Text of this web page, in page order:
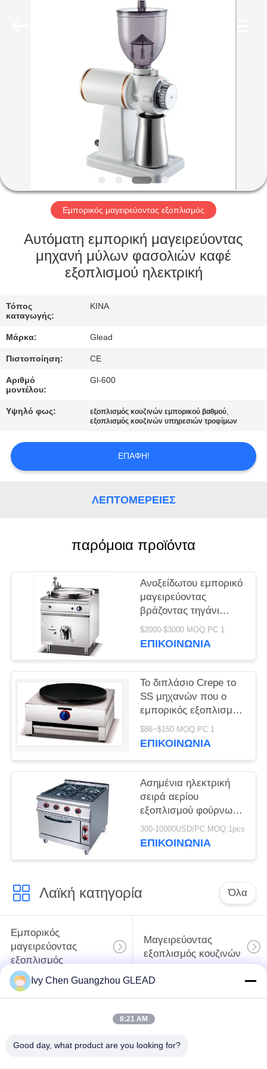
ΠΡΟΪΌΝΤΑ
ΕΜΦΆΝΙΣΗ
VR
ΣΧΕΤΙΚΆ
ΕΠΙΣΚΈΨΕΙΣ
ΣΤΟ
ΈΛΕΓΧΟΣ
ΠΟΙΌΤΗΤΑΣ
ΕΙΔΉΣΕΙΣ
PRIVACY
POLICY
Εμπορικός μαγειρεύοντας εξοπλισμός
Αυτόματη εμπορική μαγειρεύοντας
μηχανή μύλων φασολιών καφέ
εξοπλισμού ηλεκτρική
Τόπος
καταγωγής:
ΚΙΝΑ
Μάρκα: Glead
Πιστοποίηση: CE
Αριθμό
μοντέλου:
Gl-600
Υψηλό φως: εξοπλισμός κουζινών εμπορικού βαθμού,
εξοπλισμός κουζινών υπηρεσιών τροφίμων
ΕΠΑΦΉ!
ΛΕΠΤΟΜΈΡΕΙΕΣ
παρόμοια προϊόντα
Ανοξείδωτου εμπορικό
μαγειρεύοντας
βράζοντας τηγάνι
κατσαρολών σούπας
αερίου εξοπλισμού
$2000-$3000 MOQ:PC 1
ΕΠΙΚΟΙΝΩΝΊΑ
Το διπλάσιο Crepe το
SS μηχανών που ο
εμπορικός εξοπλισμός
τομέα εστιάσεως
ηλεκτρικός Crepe ο
$86~$150 MOQ:PC 1
ΕΠΙΚΟΙΝΩΝΊΑ
Ασημένια ηλεκτρική
σειρά αερίου
εξοπλισμού φούρνων
εμπορική
μαγειρεύοντας με 4
300-10000USD/PC MOQ:1pcs
ΕΠΙΚΟΙΝΩΝΊΑ
Λαϊκή κατηγορία Όλα
Εμπορικός
μαγειρεύοντας
εξοπλισμός
Μαγειρεύοντας
εξοπλισμός κουζινών
Μαγειρεύοντας
Μηχανήματα
τροφίμων
Ivy Chen Guangzhou GLEAD
8:21 AM
Good day, what product are you looking for?